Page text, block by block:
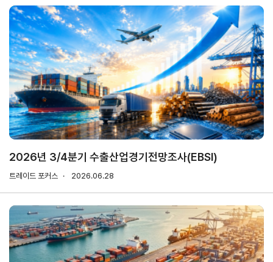
마이페이지
홈
KITA
.net
서비스
신청내역
자문/
상담
내역
관심정보
KITA
멤버
십
무역
아카
데미
자사
정보
관리
회원
정보
관리
2026년 3/4분기 수출산업경기전망조사(EBSI)
트레이드 포커스 2026.06.28